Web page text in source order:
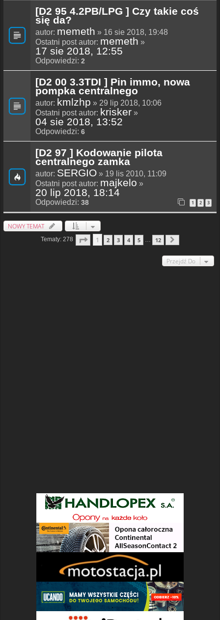
[D2 95 4.2PB/LPG ] Czy takie coś
się da?
autor: memeth » 16 sie 2018, 19:48
Ostatni post autor: memeth »
17 sie 2018, 12:55
Odpowiedzi: 2
[D2 00 3.3TDI ] Pin immo, nowa
pompka centralnego
autor: kmlzhp » 29 lip 2018, 10:06
Ostatni post autor: krisker »
04 sie 2018, 13:52
Odpowiedzi: 6
[D2 97 ] Kodowanie pilota
centralnego zamka
autor: SERGIO » 19 lis 2010, 11:09
Ostatni post autor: majkelo »
20 lip 2018, 18:14
Odpowiedzi: 38 1 2 3
NOWY TEMAT
Tematy: 278 Strona1 12
1 2 3 4 5 … 12
Przejdź Do